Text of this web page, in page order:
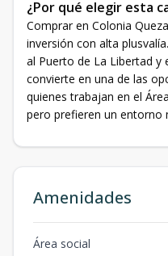
¿Por qué elegir esta
Comprar en Colonia
inversión con alta
al Puerto de La Libertad y
convierte en una de las
quienes trabajan en el
pero prefieren un entorno
Amenidades
Área social